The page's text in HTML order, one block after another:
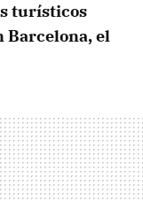
turísticos
Barcelona, el